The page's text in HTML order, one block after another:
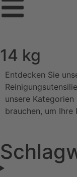
14 kg
Entdecken Sie
unsere
brauchen, um